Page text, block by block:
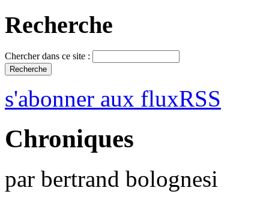
Recherche
Chercher dans ce site :
s'abonner aux fluxRSS
Chroniques
par bertrand bolognesi